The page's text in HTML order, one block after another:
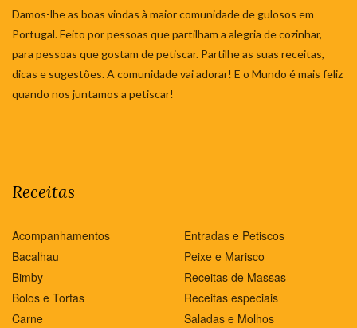
Damos-lhe as boas vindas à maior comunidade de gulosos em
Portugal. Feito por pessoas que partilham a alegria de cozinhar,
para pessoas que gostam de petiscar. Partilhe as suas receitas,
dicas e sugestões. A comunidade vai adorar! E o Mundo é mais feliz
quando nos juntamos a petiscar!
Receitas
Acompanhamentos
Bacalhau
Bimby
Bolos e Tortas
Carne
Entradas e Petiscos
Peixe e Marisco
Receitas de Massas
Receitas especiais
Saladas e Molhos